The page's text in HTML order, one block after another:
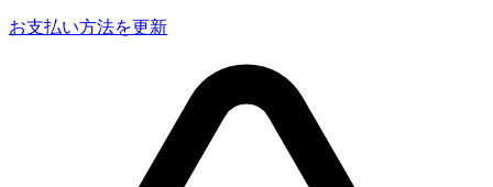
お支払い方法を更新